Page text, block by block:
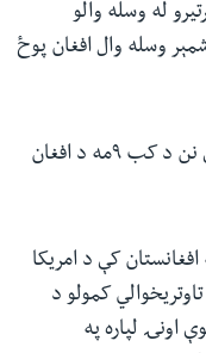
له وسله والو
وسله وال افغان پوځ
محب پر داسې مهال دا څرګندونې کوي چې نن د کب ۹مه د افغان
کې د امریکا
کمولو د
اونۍ لپاره په